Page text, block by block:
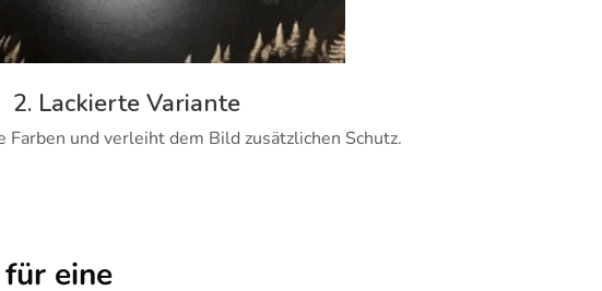
2. Lackierte Variante
Farben und verleiht dem Bild zusätzlichen Schutz.
eine